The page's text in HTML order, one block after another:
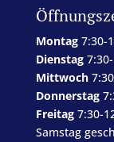
Montag7:30-
Dienstag
Mittwoch
Donnerstag
Freitag7:30-
Samstag